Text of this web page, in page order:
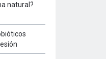
natural?